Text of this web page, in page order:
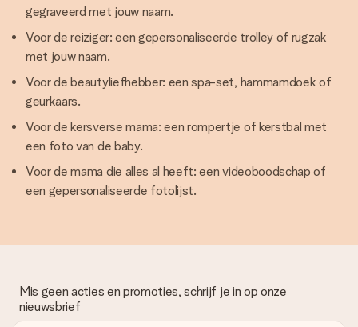
gegraveerd met jouw naam.
Voor de reiziger: een gepersonaliseerde trolley of rugzak
met jouw naam.
Voor de beautyliefhebber: een spa-set, hammamdoek of
geurkaars.
Voor de kersverse mama: een rompertje of kerstbal met
een foto van de baby.
Voor de mama die alles al heeft: een videoboodschap of
een gepersonaliseerde fotolijst.
Mis geen acties en promoties, schrijf je in op onze
nieuwsbrief